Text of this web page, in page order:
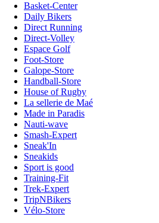
Basket-Center
Daily Bikers
Direct Running
Direct-Volley
Espace Golf
Foot-Store
Galope-Store
Handball-Store
House of Rugby
La sellerie de Maé
Made in Paradis
Nauti-wave
Smash-Expert
Sneak'In
Sneakids
Sport is good
Training-Fit
Trek-Expert
TripNBikers
Vélo-Store